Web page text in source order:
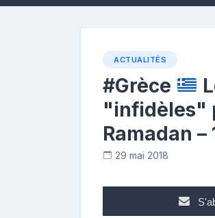
ACTUALITÉS
#Grèce
"infidèles"
Ramadan
29 mai 2018
o
n